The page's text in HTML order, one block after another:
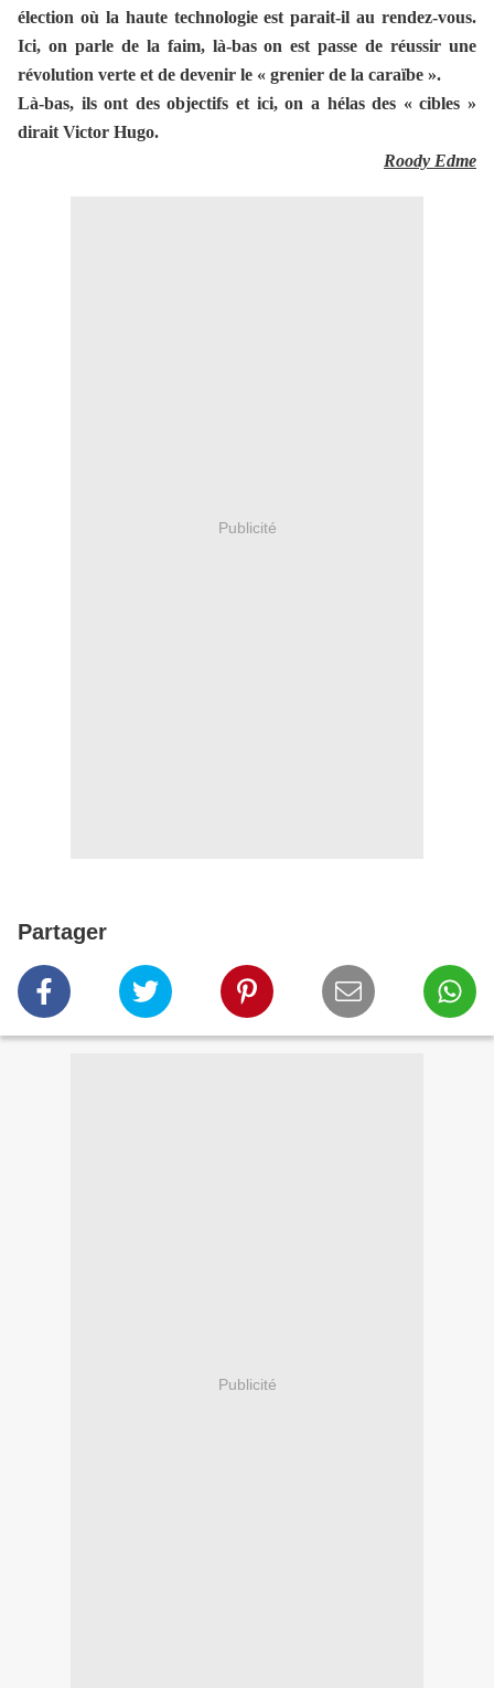
élection où la haute technologie est parait-il au rendez-vous.
Ici, on parle de la faim, là-bas on est passe de réussir une
révolution verte et de devenir le « grenier de la caraïbe ».
Là-bas, ils ont des objectifs et ici, on a hélas des « cibles »
dirait Victor Hugo.
Roody Edme
Publicité
Partager
Publicité